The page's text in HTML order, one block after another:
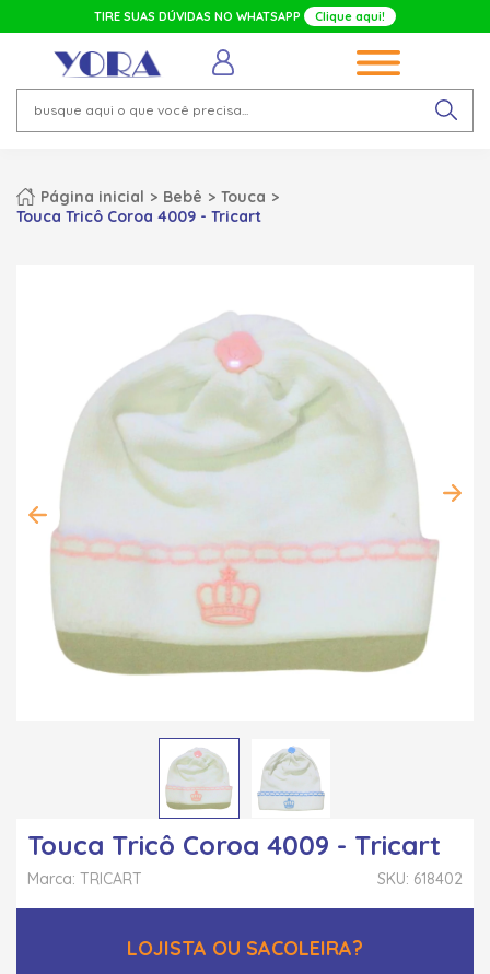
TIRE SUAS DÚVIDAS NO WHATSAPP Clique aqui!
Página inicial Bebê
Touca
Touca Tricô Coroa 4009 - Tricart
Touca Tricô Coroa 4009 - Tricart
SKU: 618402
Marca: TRICART
LOJISTA OU SACOLEIRA?